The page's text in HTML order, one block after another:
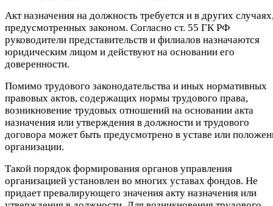
Акт назначения на должность требуется и в других
предусмотренных законом. Согласно ст. 55 ГК РФ
руководители представительств и филиалов назначаются
юридическим лицом и действуют на основании его
доверенности.
Помимо трудового законодательства и иных нормативных
правовых актов, содержащих нормы трудового права,
возникновение трудовых отношений на основании акта
назначения или утверждения в должности и трудового
договора может быть предусмотрено в уставе или
организации.
Такой порядок формирования органов управления
организацией установлен во многих уставах фондов. Не
придает превалирующего значения акту назначения или